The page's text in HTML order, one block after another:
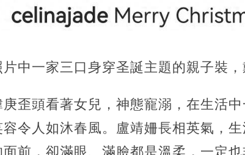
片中一家三口身穿圣誕主題的親子裝，
庚歪頭看著女兒，神態寵溺，在生活
容令人如沐春風。盧靖姍長相英氣，
面前，卻滿眼、滿臉都是溫柔，一定也